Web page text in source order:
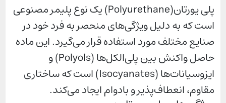
پلی یورتان(Polyurethane) یک نوع پلیمر مصنوعی
است که به دلیل ویژگی‌های منحصر به فرد خود در
صنایع مختلف مورد استفاده قرار می‌گیرد. این ماده
حاصل واکنش بین پلی‌الکل‌ها (Polyols) و
ایزوسیانات‌ها (Isocyanates) است که ساختاری
مقاوم، انعطاف‌پذیر و بادوام ایجاد می‌کند.